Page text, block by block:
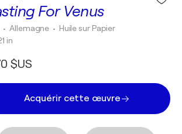
For Venus
• Allemagne • Huile sur Papier
in
$US
Acquérir cette œuvre